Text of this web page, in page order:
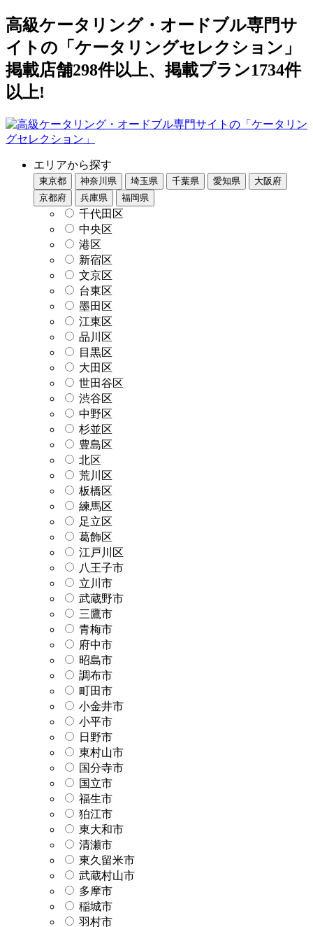
高級ケータリング・オードブル専門サ
イトの「ケータリングセレクション」
掲載店舗298件以上、掲載プラン1734件
以上!
エリアから探す
東京都 神奈川県 埼玉県 千葉県 愛知県
大阪府
京都府
兵庫県 福岡県
千代田区
中央区
港区
新宿区
文京区
台東区
墨田区
江東区
品川区
目黒区
大田区
世田谷区
渋谷区
中野区
杉並区
豊島区
北区
荒川区
板橋区
練馬区
足立区
葛飾区
江戸川区
八王子市
立川市
武蔵野市
三鷹市
青梅市
府中市
昭島市
調布市
町田市
小金井市
小平市
日野市
東村山市
国分寺市
国立市
福生市
狛江市
東大和市
清瀬市
東久留米市
武蔵村山市
多摩市
稲城市
羽村市